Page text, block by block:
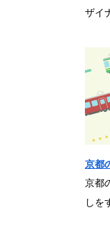
ザイ
京都
京都
しを